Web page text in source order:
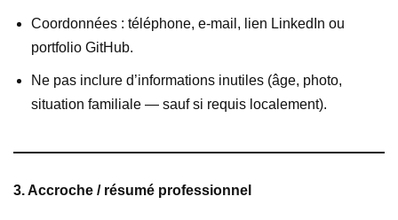
Coordonnées : téléphone, e-mail, lien LinkedIn ou
portfolio GitHub.
Ne pas inclure d’informations inutiles (âge, photo,
situation familiale — sauf si requis localement).
3. Accroche / résumé professionnel